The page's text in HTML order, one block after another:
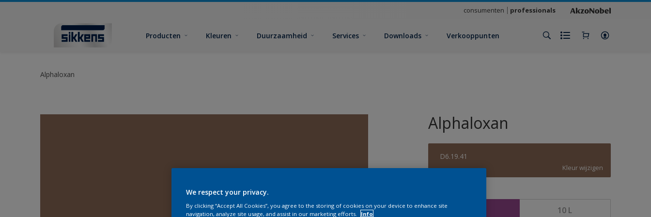
consumenten professionals
Producten Kleuren Duurzaamheid Services Downloads Verkooppunten
Alphaloxan
Alphaloxan
D6.19.41
Kleur wijzigen
10 L
We respect your privacy.
By clicking “Accept All Cookies”, you agree to the storing of cookies on your device to enhance site
navigation, analyze site usage, and assist in our marketing efforts.
Info